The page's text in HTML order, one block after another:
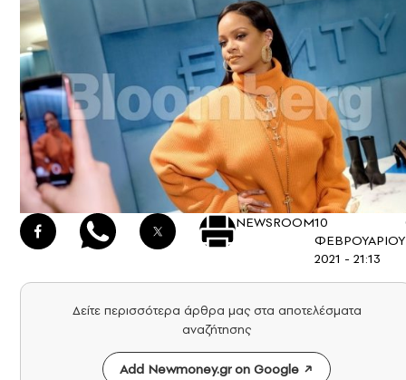
NEWSROOM10
ΦΕΒΡΟΥΑΡΙΟΥ
2021 - 21:13
Δείτε περισσότερα άρθρα μας στα αποτελέσματα
αναζήτησης
Add Newmoney.gr on Google